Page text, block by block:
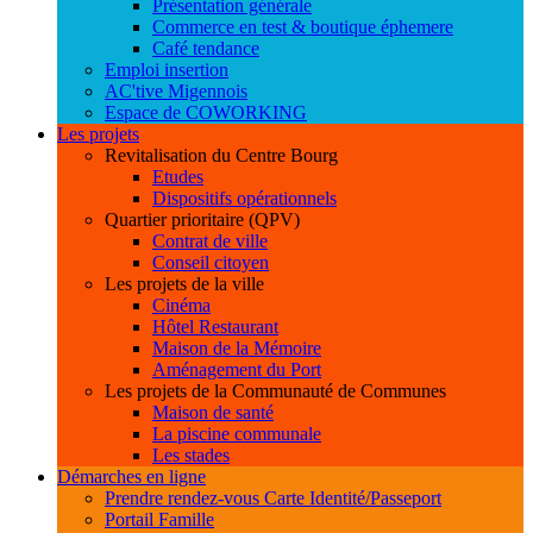
Présentation générale
Commerce en test & boutique éphemere
Café tendance
Emploi insertion
AC'tive Migennois
Espace de COWORKING
Les projets
Revitalisation du Centre Bourg
Etudes
Dispositifs opérationnels
Quartier prioritaire (QPV)
Contrat de ville
Conseil citoyen
Les projets de la ville
Cinéma
Hôtel Restaurant
Maison de la Mémoire
Aménagement du Port
Les projets de la Communauté de Communes
Maison de santé
La piscine communale
Les stades
Démarches en ligne
Prendre rendez-vous Carte Identité/Passeport
Portail Famille